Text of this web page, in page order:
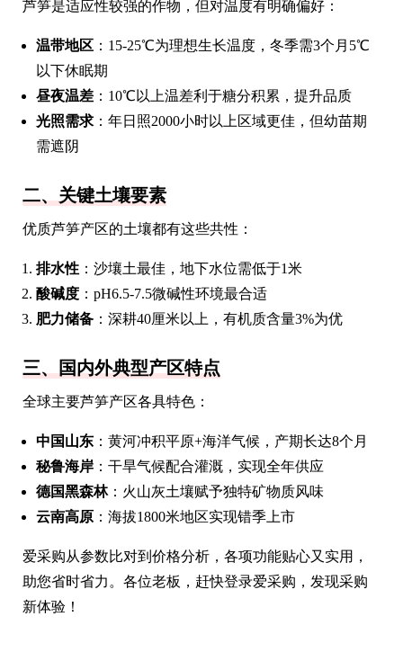
芦笋是适应性较强的作物，但对温度有明确偏好：
温带地区 ：15-25℃为理想生长温度，冬季需3个月5℃
以下休眠期
昼夜温差 ：10℃以上温差利于糖分积累，提升品质
光照需求 ：年日照2000小时以上区域更佳，但幼苗期
需遮阴
二、关键土壤要素
优质芦笋产区的土壤都有这些共性：
排水性 ：沙壤土最佳，地下水位需低于1米
酸碱度 ：pH6.5-7.5微碱性环境最合适
肥力储备 ：深耕40厘米以上，有机质含量3%为优
三、国内外典型产区特点
全球主要芦笋产区各具特色：
中国山东 ：黄河冲积平原+海洋气候，产期长达8个月
秘鲁海岸 ：干旱气候配合灌溉，实现全年供应
德国黑森林：火山灰土壤赋予独特矿物质风味
云南高原 ：海拔1800米地区实现错季上市
爱采购从参数比对到价格分析，各项功能贴心又实用，
助您省时省力。各位老板，赶快登录爱采购，发现采购
新体验！